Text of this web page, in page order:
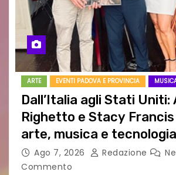
ARTE EVENTI PADOVA E PROVINCIA
Dall’Italia agli Stati Uniti:
Righetto e Stacy
arte, musica e
nuovo progetto
Ago 7, 2026 Redazione
Commento